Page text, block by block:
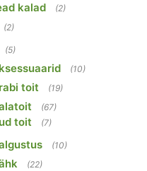
kalad (2)
(2)
(5)
(10)
toit (19)
(67)
toit (7)
(10)
(22)